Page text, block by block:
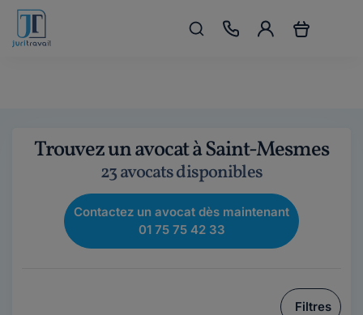
Trouvez un avocat à Saint-Mesmes
23 avocats disponibles
Contactez un avocat dès maintenant
01 75 75 42 33
Filtres